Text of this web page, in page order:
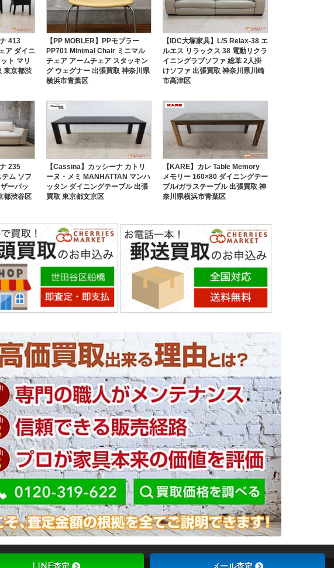
413
ア ダイニ
ト マリ
東京都渋
【PP MOBLER】PPモブラー
PP701 Minimal Chair ミニマル
チェア アームチェア スタッキン
グ ウェグナー 出張買取 神奈川県
横浜市青葉区
【IDC大塚家具】L/S Relax-38 エ
ルエス リラックス 38 電動リクラ
イニングラブソファ 総革 2人掛
けソファ 出張買取 神奈川県川崎
市高津区
235
ム ソフ
ーパッ
都渋谷区
【Cassina】カッシーナ カトリ
ーヌ・メミ MANHATTAN マンハ
ッタン ダイニングテーブル 出張
買取 東京都文京区
【KARE】カレ Table Memory
メモリー 160×80 ダイニングテー
ブル/ガラステーブル 出張買取 神
奈川県横浜市青葉区